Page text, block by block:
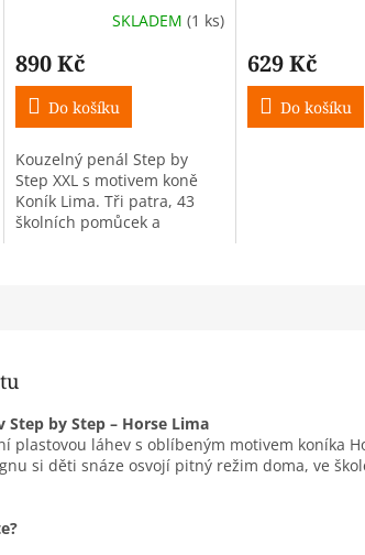
SKLADEM (1 ks)
890 Kč
Do košíku
Kouzelný penál Step by
Step XXL s motivem koně
Koník Lima. Tři patra, 43
školních pomůcek a
629 Kč
Do košíku
by Step – Horse Lima
plastovou láhev s oblíbeným motivem koníka
si děti snáze osvojí pitný režim doma, ve